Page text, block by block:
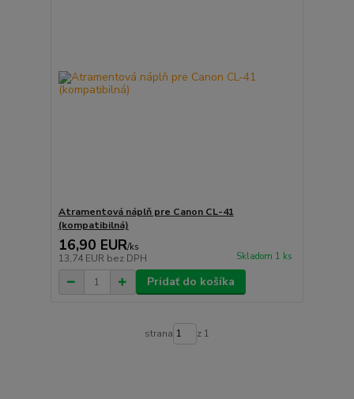
Atramentová náplň pre Canon CL-41
(kompatibilná)
16,90 EUR/ks
13,74 EUR bez DPH Skladom 1 ks
Pridať do košíka
strana z 1